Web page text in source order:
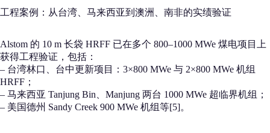
工程案例：从台湾、马来西亚到澳洲、南非的实绩验证
Alstom 的 10 m 长袋 HRFF 已在多个 800–1000 MWe 煤电项目上
获得工程验证，包括：
– 台湾林口、台中更新项目：3×800 MWe 与 2×800 MWe 机组
HRFF；
– 马来西亚 Tanjung Bin、Manjung 两台 1000 MWe 超临界机组；
– 美国德州 Sandy Creek 900 MWe 机组等[5]。